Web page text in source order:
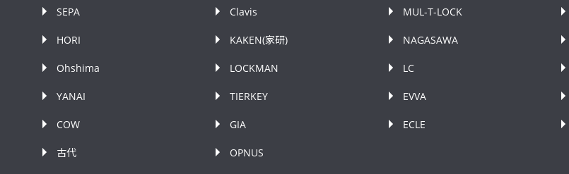
SEPA Clavis MUL-T-LOCK
HORI KAKEN(家研) NAGASAWA
Ohshima LOCKMAN LC
YANAI TIERKEY EVVA
COW GIA ECLE
古代 OPNUS